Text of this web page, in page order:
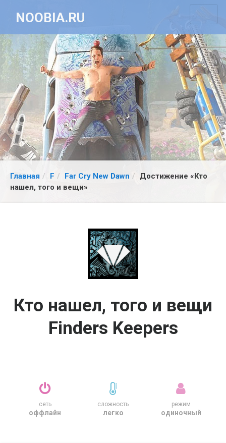
NOOBIA.RU
Главная F Far Cry New Dawn
Достижение «Кто
нашел, того и вещи»
Кто нашел, того и вещи
Finders Keepers
сеть
оффлайн
сложность
легко
режим
одиночный